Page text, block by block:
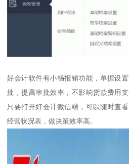
好会计软件有小畅报销功能，单据设
批，提高审批效率，不影响货款费用
只要打开好会计微信端，可以随时查
经营状况表，做决策效率高。